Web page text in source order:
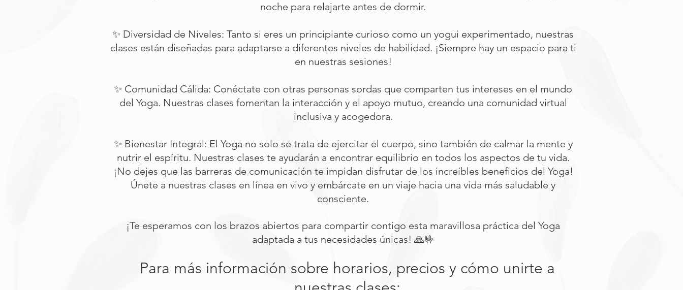
noche para relajarte antes de dormir.
✨ Diversidad de Niveles: Tanto si eres un principiante curioso como un yogui experimentado, nuestras
clases están diseñadas para adaptarse a diferentes niveles de habilidad. ¡Siempre hay un espacio para ti
en nuestras sesiones!
✨ Comunidad Cálida: Conéctate con otras personas sordas que comparten tus intereses en el mundo
del Yoga. Nuestras clases fomentan la interacción y el apoyo mutuo, creando una comunidad virtual
inclusiva y acogedora.
✨ Bienestar Integral: El Yoga no solo se trata de ejercitar el cuerpo, sino también de calmar la mente y
nutrir el espíritu. Nuestras clases te ayudarán a encontrar equilibrio en todos los aspectos de tu vida.
¡No dejes que las barreras de comunicación te impidan disfrutar de los increíbles beneficios del Yoga!
Únete a nuestras clases en línea en vivo y embárcate en un viaje hacia una vida más saludable y
consciente.
¡Te esperamos con los brazos abiertos para compartir contigo esta maravillosa práctica del Yoga
adaptada a tus necesidades únicas! 🙏🤟
Para más información sobre horarios, precios y cómo unirte a